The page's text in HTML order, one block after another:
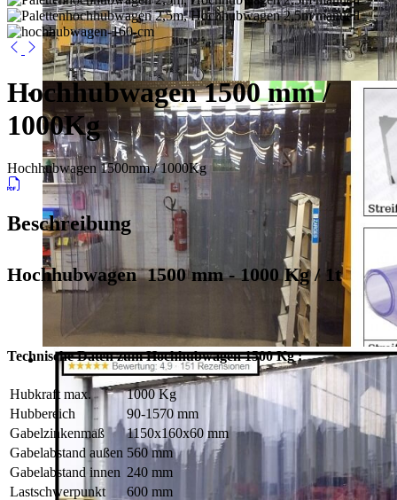
Hochhubwagen 1500 mm /
1000Kg
Hochhubwagen 1500mm / 1000Kg
Beschreibung
Hochhubwagen 1500 mm - 1000 Kg / 1t
Technische Daten zum Hochhubwagen 1500 Kg :
Hubkraft max.
1000 Kg
Hubbereich
90-1570 mm
Gabelzinkenmaß
1150x160x60 mm
Gabelabstand außen 560 mm
Gabelabstand innen 240 mm
Lastschwerpunkt
600 mm